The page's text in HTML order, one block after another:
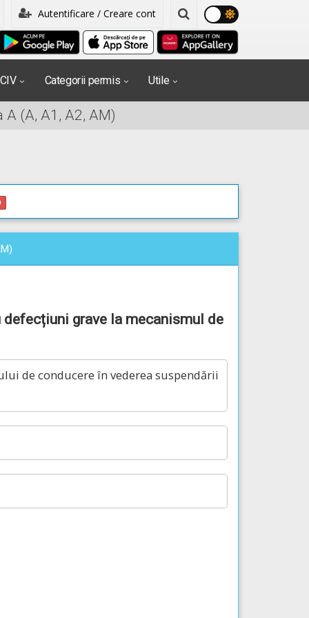
Autentificare / Creare cont
Categorii permis Utile
(A, A1, A2, AM)
grave la mecanismul de
de conducere în vederea suspendării